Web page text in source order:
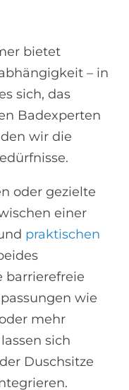
bietet
– in
sich, das
Badexperten
wir die
oder gezielte
einer
praktischen
barrierefreie
wie
mehr
sich
Duschsitze